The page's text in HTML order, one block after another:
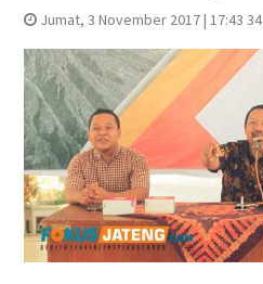
Jumat, 3 November 2017 | 17:43 34